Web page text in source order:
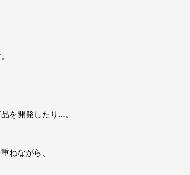
を開発したり…。
ねながら、